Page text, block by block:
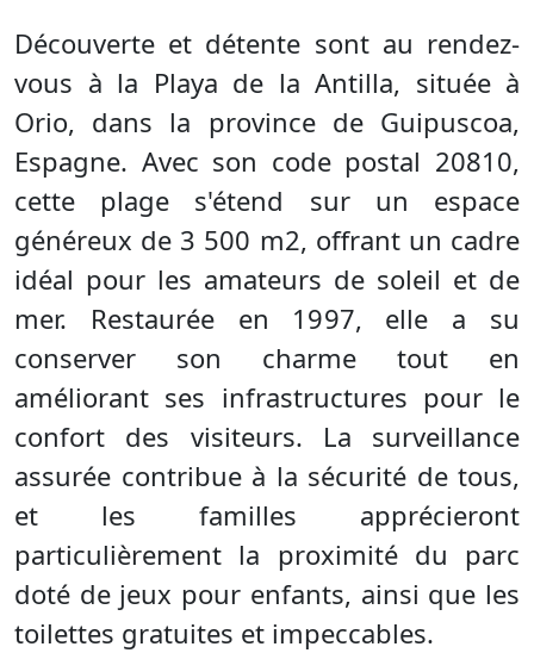
Découverte et détente sont au rendez-
vous à la Playa de la Antilla, située à
Orio, dans la province de Guipuscoa,
Espagne. Avec son code postal 20810,
cette plage s'étend sur un espace
généreux de 3 500 m2, offrant un cadre
idéal pour les amateurs de soleil et de
mer. Restaurée en 1997, elle a su
conserver son charme tout en
améliorant ses infrastructures pour le
confort des visiteurs. La surveillance
assurée contribue à la sécurité de tous,
et les familles apprécieront
particulièrement la proximité du parc
doté de jeux pour enfants, ainsi que les
toilettes gratuites et impeccables.